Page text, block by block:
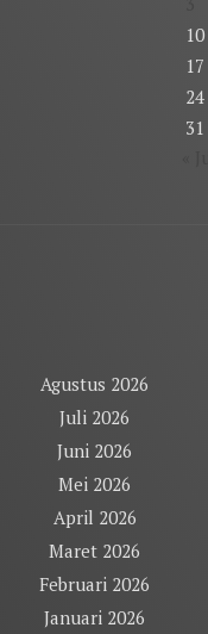
10
17
24
31
Agustus 2026
Juli 2026
Juni 2026
Mei 2026
April 2026
Maret 2026
Februari 2026
Januari 2026